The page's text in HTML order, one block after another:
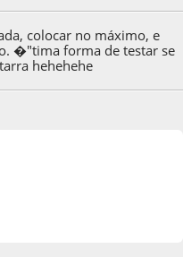
colocar no máximo, e
�"tima forma de testar se
hehehehe